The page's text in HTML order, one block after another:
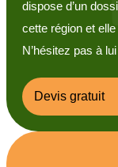
dispose d’un
cette région et
N’hésitez pas à
Devis gratuit